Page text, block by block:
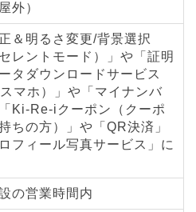
外）
正＆明るさ変更/背景選択
セレントモード）」や「証明
タダウンロードサービス
スマホ）」や「マイナンバ
Ki-Re-iクーポン（クーポ
ちの方）」や「QR決済」
フィール写真サービス」に
の営業時間内